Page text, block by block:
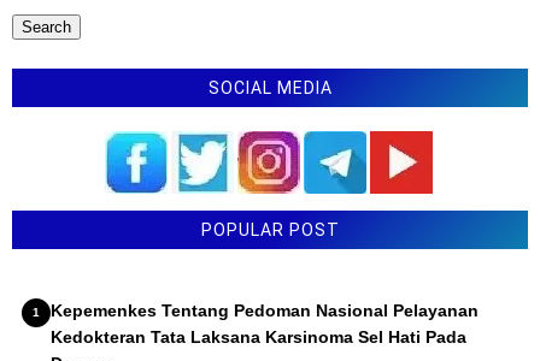
SOCIAL MEDIA
POPULAR POST
Kepemenkes Tentang Pedoman Nasional Pelayanan
Kedokteran Tata Laksana Karsinoma Sel Hati Pada